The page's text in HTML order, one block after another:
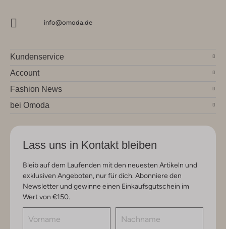
info@omoda.de
Kundenservice
Account
Fashion News
bei Omoda
Lass uns in Kontakt bleiben
Bleib auf dem Laufenden mit den neuesten Artikeln und
exklusiven Angeboten, nur für dich. Abonniere den
Newsletter und gewinne einen Einkaufsgutschein im
Wert von €150.